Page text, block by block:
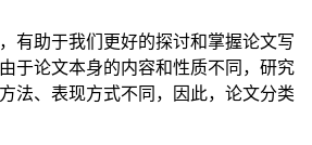
有助于我们更好的探讨和掌握论文写
于论文本身的内容和性质不同，研究
法、表现方式不同，因此，论文分类